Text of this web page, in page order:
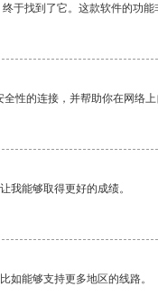
于找到了它。这款软件的功
性的连接，并帮助你在网络上
我能够取得更好的成绩。
如能够支持更多地区的线路。